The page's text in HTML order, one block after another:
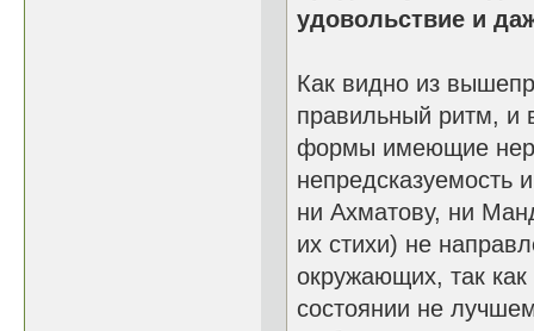
удовольствие и
Как видно из
правильный ритм, и
формы имеющие
непредсказуемость
ни Ахматову, ни
их стихи) не
окружающих, так
состоянии не